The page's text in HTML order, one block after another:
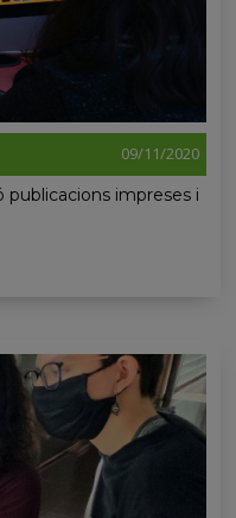
09/11/2020
publicacions impreses i